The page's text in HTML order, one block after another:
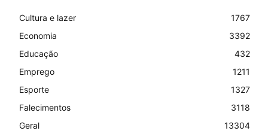
Cultura e lazer
1767
Economia
3392
Educação
432
Emprego
1211
Esporte
1327
Falecimentos
3118
Geral
13304